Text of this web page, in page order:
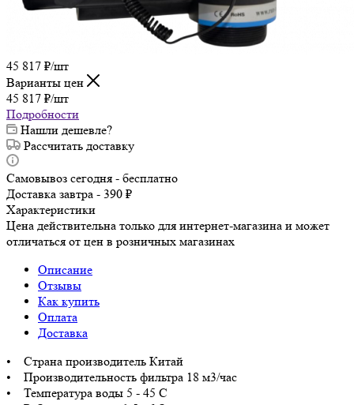
45 817 ₽/шт
Варианты цен
45 817 ₽/шт
Подробности
Нашли дешевле?
Рассчитать доставку
Самовывоз сегодня - бесплатно
Доставка завтра - 390 ₽
Характеристики
Цена действительна только для интернет-магазина и может
отличаться от цен в розничных магазинах
Описание
Отзывы
Как купить
Оплата
Доставка
• Страна производитель Китай
• Производительность фильтра 18 м3/час
• Температура воды 5 - 45 С